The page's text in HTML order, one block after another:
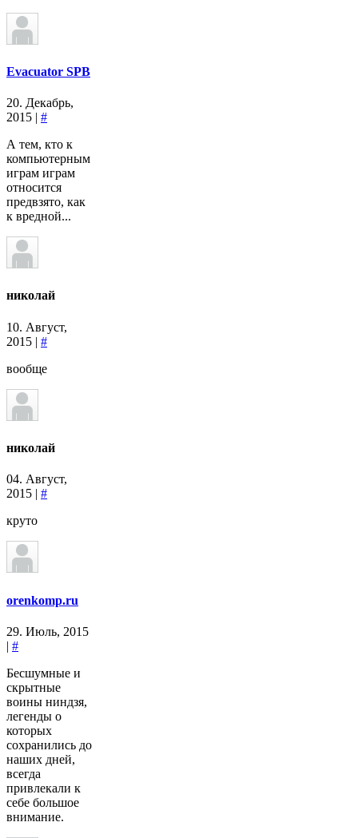
Evacuator SPB
20. Декабрь,
2015 | #
А тем, кто к
компьютерным
играм играм
относится
предвзято, как
к вредной...
николай
10. Август,
2015 | #
вообще
николай
04. Август,
2015 | #
круто
orenkomp.ru
29. Июль, 2015
| #
Бесшумные и
скрытные
воины ниндзя,
легенды о
которых
сохранились до
наших дней,
всегда
привлекали к
себе большое
внимание.